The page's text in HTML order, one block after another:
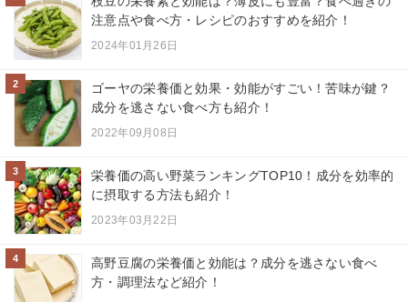
注意点や食べ方・レシピのおすすめを紹介！
2024年01月26日
2
ゴーヤの栄養価と効果・効能がすごい！苦味が鍵？
成分を逃さない食べ方も紹介！
2022年09月08日
3
栄養価の高い野菜ランキングTOP10！成分を効率的
に摂取する方法も紹介！
2023年03月22日
4
高野豆腐の栄養価と効能は？成分を逃さない食べ
方・調理法など紹介！